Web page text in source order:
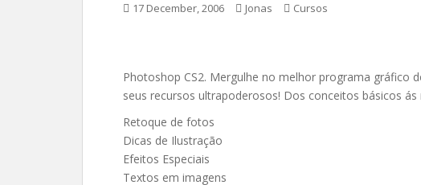
17 December, 2006 Jonas Cursos
Photoshop CS2. Mergulhe no melhor programa gráfico
seus recursos ultrapoderosos! Dos conceitos básicos
Retoque de fotos
Dicas de Ilustração
Efeitos Especiais
Textos em imagens